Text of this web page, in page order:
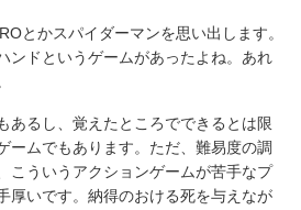
とかスパイダーマンを思い出します。
ンドというゲームがあったよね。あれ
あるし、覚えたところでできるとは限
ームでもあります。ただ、難易度の調
こういうアクションゲームが苦手なプ
厚いです。納得のおける死を与えなが